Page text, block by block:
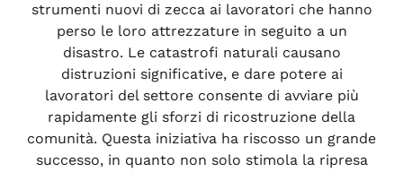
strumenti nuovi di zecca ai lavoratori che hanno
perso le loro attrezzature in seguito a un
disastro. Le catastrofi naturali causano
distruzioni significative, e dare potere ai
lavoratori del settore consente di avviare più
rapidamente gli sforzi di ricostruzione della
comunità. Questa iniziativa ha riscosso un grande
successo, in quanto non solo stimola la ripresa